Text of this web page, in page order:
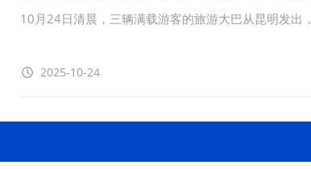
10月24日清晨，三辆满载游客的旅游大巴从昆明发出
2025-10-24